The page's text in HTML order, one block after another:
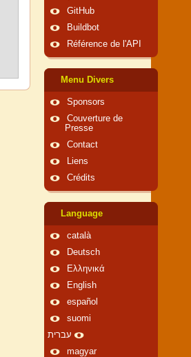
GitHub
Buildbot
Référence de l'API
Menu Divers
Sponsors
Couverture de
Presse
Contact
Liens
Crédits
Language
català
Deutsch
Ελληνικά
English
español
suomi
עברית
magyar